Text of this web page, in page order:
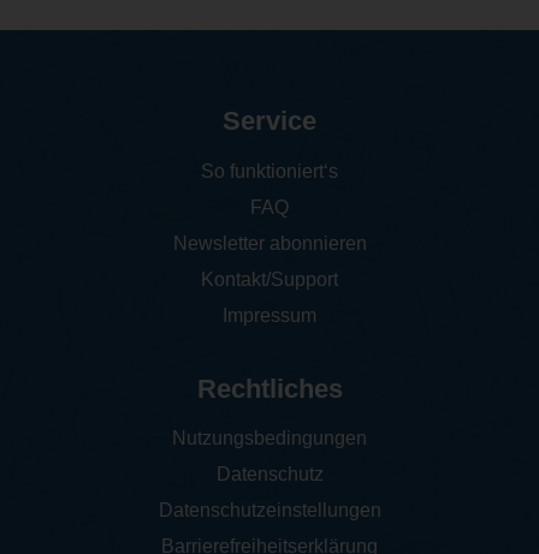
Service
So funktioniert‘s
FAQ
Newsletter abonnieren
Kontakt/Support
Impressum
Rechtliches
Nutzungsbedingungen
Datenschutz
Datenschutzeinstellungen
Barrierefreiheitserklärung